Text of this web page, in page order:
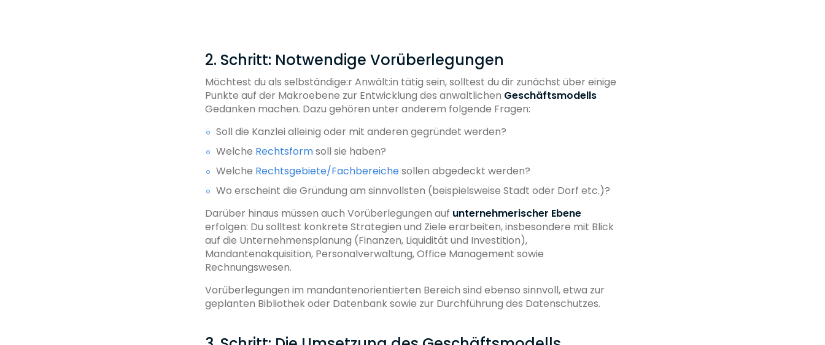
2. Schritt: Notwendige Vorüberlegungen
Möchtest du als selbständige:r Anwält:in tätig sein, solltest du dir zunächst über einige
Punkte auf der Makroebene zur Entwicklung des anwaltlichen Geschäftsmodells
Gedanken machen. Dazu gehören unter anderem folgende Fragen:
Soll die Kanzlei alleinig oder mit anderen gegründet werden?
Welche Rechtsformsoll sie haben?
Welche Rechtsgebiete/Fachbereichesollen abgedeckt werden?
Wo erscheint die Gründung am sinnvollsten (beispielsweise Stadt oder Dorf etc.)?
Darüber hinaus müssen auch Vorüberlegungen auf unternehmerischer Ebene
erfolgen: Du solltest konkrete Strategien und Ziele erarbeiten, insbesondere mit Blick
auf die Unternehmensplanung (Finanzen, Liquidität und Investition),
Mandantenakquisition, Personalverwaltung, Office Management sowie
Rechnungswesen.
Vorüberlegungen im mandantenorientierten Bereich sind ebenso sinnvoll, etwa zur
geplanten Bibliothek oder Datenbank sowie zur Durchführung des Datenschutzes.